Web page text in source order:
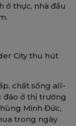
ở thực, nhà đầu
City thu hút
chất sống all-
đáo ở thị trường
Minh Đức,
trong ngày